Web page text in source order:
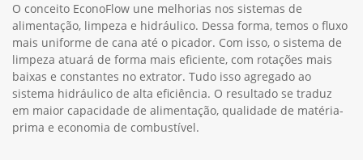
O conceito EconoFlow une melhorias nos sistemas de
alimentação, limpeza e hidráulico. Dessa forma, temos o fluxo
mais uniforme de cana até o picador. Com isso, o sistema de
limpeza atuará de forma mais eficiente, com rotações mais
baixas e constantes no extrator. Tudo isso agregado ao
sistema hidráulico de alta eficiência. O resultado se traduz
em maior capacidade de alimentação, qualidade de matéria-
prima e economia de combustível.